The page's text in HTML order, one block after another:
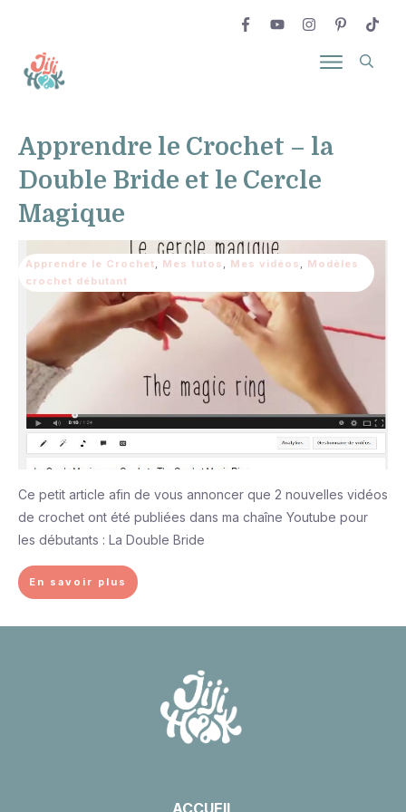
Apprendre le Crochet – la
Double Bride et le Cercle
Magique
Apprendre le Crochet Mes tutos Mes vidéos
Modèles
crochet débutant
Ce petit article afin de vous annoncer que 2 nouvelles vidéos
de crochet ont été publiées dans ma chaîne Youtube pour
les débutants : La Double Bride
En savoir plus
ACCUEIL